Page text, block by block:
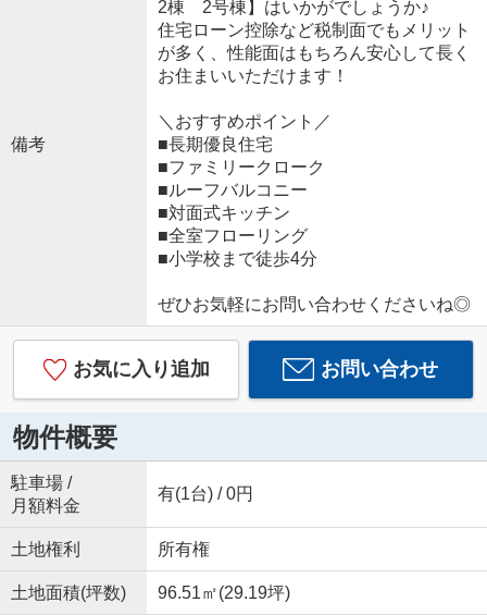
備考
2棟 2号棟】はいかがでしょうか♪
住宅ローン控除など税制面でもメリット
が多く、性能面はもちろん安心して長く
お住まいいただけます！
＼おすすめポイント／
■長期優良住宅
■ファミリークローク
■ルーフバルコニー
■対面式キッチン
■全室フローリング
■小学校まで徒歩4分
ぜひお気軽にお問い合わせくださいね◎
お気に入り追加 お問い合わせ
物件概要
駐車場 /
月額料金
有(1台) / 0円
土地権利 所有権
土地面積(坪数) 96.51㎡(29.19坪)